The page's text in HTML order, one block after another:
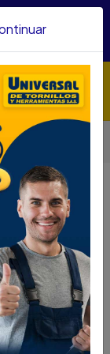
por compras
2 PZAS
después
gama de